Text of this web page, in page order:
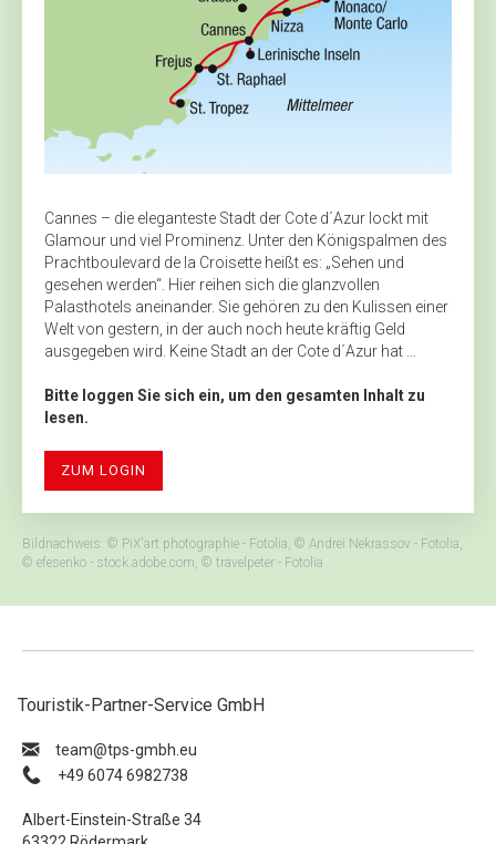
Cannes – die eleganteste Stadt der Cote d´Azur lockt mit
Glamour und viel Prominenz. Unter den Königspalmen des
Prachtboulevard de la Croisette heißt es: „Sehen und
gesehen werden“. Hier reihen sich die glanzvollen
Palasthotels aneinander. Sie gehören zu den Kulissen einer
Welt von gestern, in der auch noch heute kräftig Geld
ausgegeben wird. Keine Stadt an der Cote d´Azur hat ...
Bitte loggen Sie sich ein, um den gesamten Inhalt zu
lesen.
ZUM LOGIN
Bildnachweis: © PiX'art photographie - Fotolia, © Andrei Nekrassov - Fotolia,
© efesenko - stock.adobe.com, © travelpeter - Fotolia
Touristik-Partner-Service GmbH
ue.hbmg-spt@maet
+49 6074 6982738
Albert-Einstein-Straße 34